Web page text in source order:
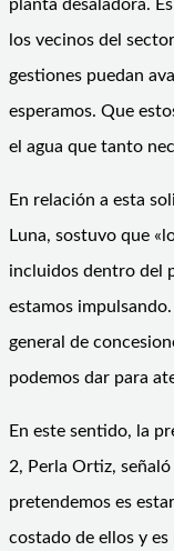
planta desaladora.
los vecinos del
gestiones puedan
esperamos. Que
el agua que tanto
En relación a esta
Luna, sostuvo que
incluidos dentro del
estamos
general de
podemos dar para
En este sentido, la
2, Perla Ortiz,
pretendemos es
costado de ellos y